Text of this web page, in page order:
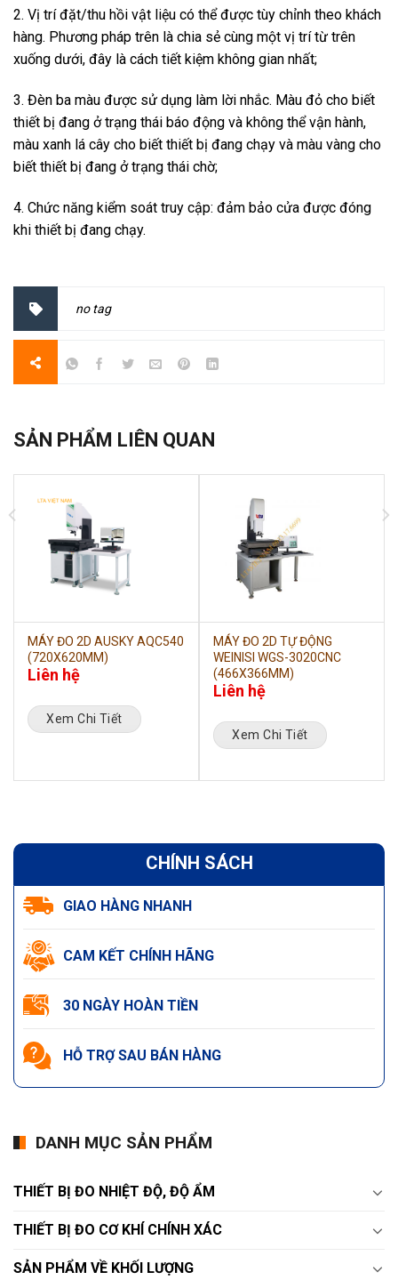
2. Vị trí đặt/thu hồi vật liệu có thể được tùy chỉnh theo khách
hàng. Phương pháp trên là chia sẻ cùng một vị trí từ trên
xuống dưới, đây là cách tiết kiệm không gian nhất;
3. Đèn ba màu được sử dụng làm lời nhắc. Màu đỏ cho biết
thiết bị đang ở trạng thái báo động và không thể vận hành,
màu xanh lá cây cho biết thiết bị đang chạy và màu vàng cho
biết thiết bị đang ở trạng thái chờ;
4. Chức năng kiểm soát truy cập: đảm bảo cửa được đóng
khi thiết bị đang chạy.
no tag
SẢN PHẨM LIÊN QUAN
MÁY ĐO 2D AUSKY AQC540
(720X620MM)
Liên hệ
Xem Chi Tiết
MÁY ĐO 2D TỰ ĐỘNG
WEINISI WGS-3020CNC
(466X366MM)
Liên hệ
Xem Chi Tiết
CHÍNH SÁCH
GIAO HÀNG NHANH
CAM KẾT CHÍNH HÃNG
30 NGÀY HOÀN TIỀN
HỖ TRỢ SAU BÁN HÀNG
DANH MỤC SẢN PHẨM
THIẾT BỊ ĐO NHIỆT ĐỘ, ĐỘ ẨM
THIẾT BỊ ĐO CƠ KHÍ CHÍNH XÁC
SẢN PHẨM VỀ KHỐI LƯỢNG